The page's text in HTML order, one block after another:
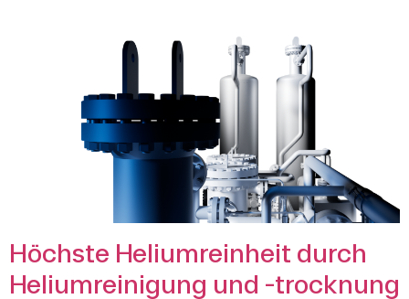
Höchste Heliumreinheit durch
Heliumreinigung und -trocknung